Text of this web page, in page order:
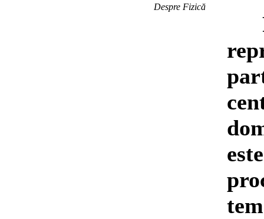
Despre Fizică